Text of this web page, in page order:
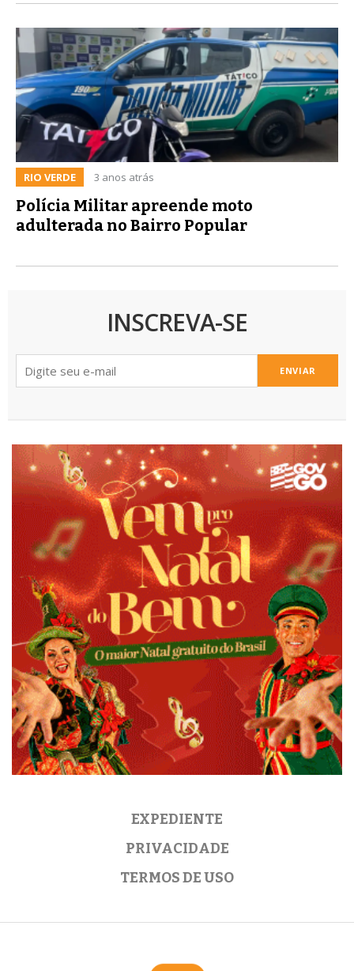
RIO VERDE 3 anos atrás
Polícia Militar apreende moto
adulterada no Bairro Popular
INSCREVA-SE
ENVIAR
EXPEDIENTE
PRIVACIDADE
TERMOS DE USO